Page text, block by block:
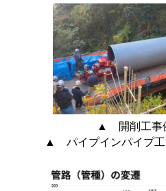
▲ 開削
▲ パイプインパイプ工